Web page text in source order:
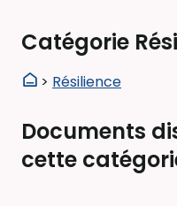
Catégorie
> Résilience
Documents
cette